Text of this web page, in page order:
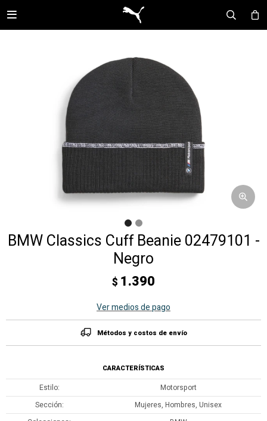

BMW Classics Cuff Beanie 02479101 -
Negro
$ 1.390
Ver medios de pago
Métodos y costos de envío
CARACTERÍSTICAS
Estilo
Motorsport
Sección
Mujeres, Hombres, Unisex